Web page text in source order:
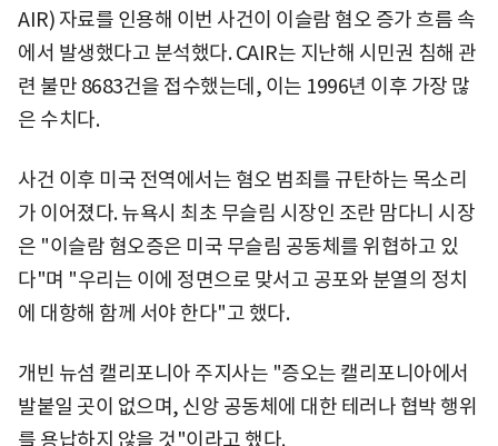
AIR) 자료를 인용해 이번 사건이 이슬람 혐오 증가 흐름 속
에서 발생했다고 분석했다. CAIR는 지난해 시민권 침해 관
련 불만 8683건을 접수했는데, 이는 1996년 이후 가장 많
은 수치다.
사건 이후 미국 전역에서는 혐오 범죄를 규탄하는 목소리
가 이어졌다. 뉴욕시 최초 무슬림 시장인 조란 맘다니 시장
은 "이슬람 혐오증은 미국 무슬림 공동체를 위협하고 있
다"며 "우리는 이에 정면으로 맞서고 공포와 분열의 정치
에 대항해 함께 서야 한다"고 했다.
개빈 뉴섬 캘리포니아 주지사는 "증오는 캘리포니아에서
발붙일 곳이 없으며, 신앙 공동체에 대한 테러나 협박 행위
를 용납하지 않을 것"이라고 했다.